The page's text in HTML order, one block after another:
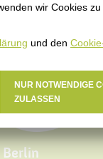
wir Cookies zu
und den
NUR NOTWENDIGE
ZULASSEN